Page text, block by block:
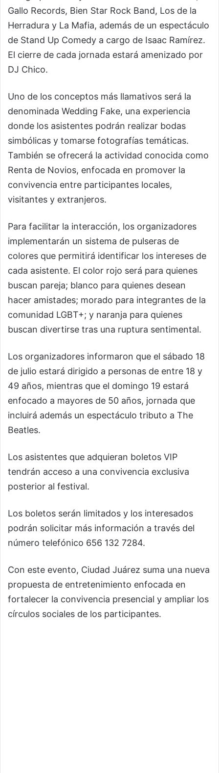
Gallo Records, Bien Star Rock Band, Los de la
Herradura y La Mafia, además de un espectáculo
de Stand Up Comedy a cargo de Isaac Ramírez.
El cierre de cada jornada estará amenizado por
DJ Chico.
Uno de los conceptos más llamativos será la
denominada Wedding Fake, una experiencia
donde los asistentes podrán realizar bodas
simbólicas y tomarse fotografías temáticas.
También se ofrecerá la actividad conocida como
Renta de Novios, enfocada en promover la
convivencia entre participantes locales,
visitantes y extranjeros.
Para facilitar la interacción, los organizadores
implementarán un sistema de pulseras de
colores que permitirá identificar los intereses de
cada asistente. El color rojo será para quienes
buscan pareja; blanco para quienes desean
hacer amistades; morado para integrantes de la
comunidad LGBT+; y naranja para quienes
buscan divertirse tras una ruptura sentimental.
Los organizadores informaron que el sábado 18
de julio estará dirigido a personas de entre 18 y
49 años, mientras que el domingo 19 estará
enfocado a mayores de 50 años, jornada que
incluirá además un espectáculo tributo a The
Beatles.
Los asistentes que adquieran boletos VIP
tendrán acceso a una convivencia exclusiva
posterior al festival.
Los boletos serán limitados y los interesados
podrán solicitar más información a través del
número telefónico 656 132 7284.
Con este evento, Ciudad Juárez suma una nueva
propuesta de entretenimiento enfocada en
fortalecer la convivencia presencial y ampliar los
círculos sociales de los participantes.